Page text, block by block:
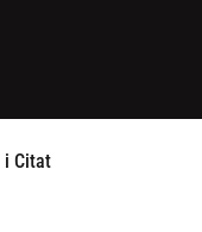
i Citat